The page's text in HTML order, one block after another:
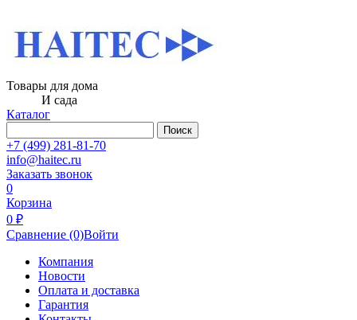
Товары для дома
И сада
Каталог
Поиск
+7 (499) 281-81-70
info@haitec.ru
Заказать звонок
0
Корзина
0 ₽
Сравнение (0)Войти
Компания
Новости
Оплата и доставка
Гарантия